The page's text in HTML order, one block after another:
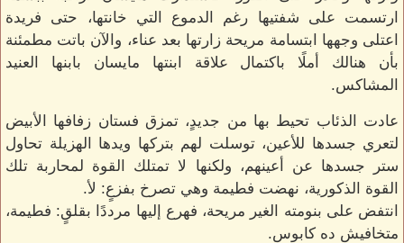
ارتسمت على شفتيها رغم الدموع التي خانتها، حتى فريدة
اعتلى وجهها ابتسامة مريحة زارتها بعد عناء، والآن باتت مطمئنة
بأن هنالك أملًا باكتمال علاقة ابنتها مايسان بابنها العنيد
المشاكس.
عادت الذئاب تحيط بها من جديدٍ، تمزق فستان زفافها الأبيض
لتعري جسدها للأعين، توسلت لهم بتركها ويدها الهزيلة تحاول
ستر جسدها عن أعينهم، ولكنها لا تمتلك القوة لمحاربة تلك
القوة الذكورية، نهضت فطيمة وهي تصرخ بفزعٍ: لأ.
انتفض على بنومته الغير مريحة، فهرع إليها مرددًا بقلقٍ: فطيمة،
متخافيش ده كابوس.